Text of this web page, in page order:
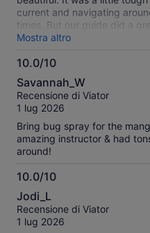
current and navigating
times. But our guide did a
all good and giving us fun
manatees which was sad,
in the spring.
Mostra altro
10.0/10
10.0
su
10
Savannah_W
Recensione di Viator
1 lug 2026
Bring bug spray for the
amazing instructor & had
around!
10.0/10
10.0
su
10
Jodi_L
Recensione di Viator
1 lug 2026